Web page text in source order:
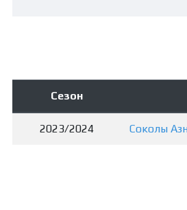
Сезон
2023/2024 Соколы